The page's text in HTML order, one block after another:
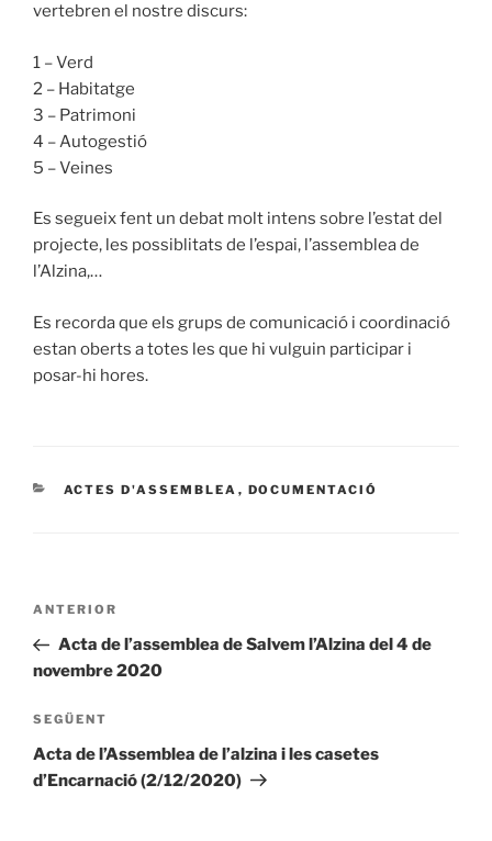
vertebren el nostre discurs:
1 – Verd
2 – Habitatge
3 – Patrimoni
4 – Autogestió
5 – Veines
Es segueix fent un debat molt intens sobre l’estat del
projecte, les possiblitats de l’espai, l’assemblea de
l’Alzina,…
Es recorda que els grups de comunicació i coordinació
estan oberts a totes les que hi vulguin participar i
posar-hi hores.
CATEGORIES
ACTES D'ASSEMBLEA , DOCUMENTACIÓ
Navegació
Entrada
anterior
ANTERIOR
Acta de l’assemblea de Salvem l’Alzina del 4 de
novembre 2020
Entrada
següent
SEGÜENT
Acta de l’Assemblea de l’alzina i les casetes
d’Encarnació (2/12/2020)